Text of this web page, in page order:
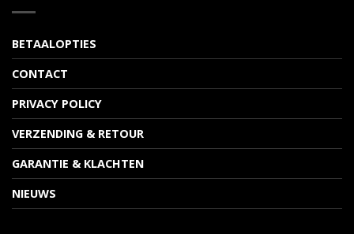
BETAALOPTIES
CONTACT
PRIVACY POLICY
VERZENDING & RETOUR
GARANTIE & KLACHTEN
NIEUWS